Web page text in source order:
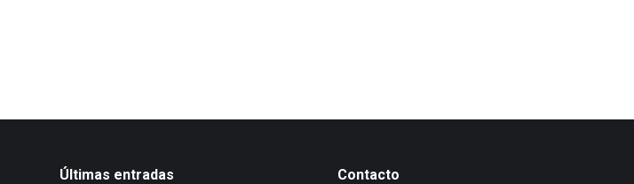
Últimas entradas Contacto